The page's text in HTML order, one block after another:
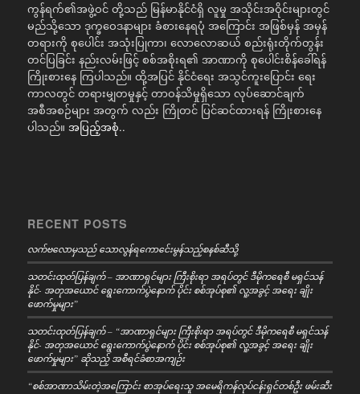
ကွန်ရက်၏အဖွဲ့ဝင် တို့သည် မြန်မာနိုင်ငံရှိ လူမှု အသိုင်းအဝိုင်းများတွင်
မည်သို့သော ဒုက္ခဝေဒနာများ ခံစားနေရပုံ အကြောင်း အဖြစ်မှန် အမှန်
တရားကို စုပေါင်း အသုံးပြုကာ၊ လောလောဆယ် စည်းရုံးတိုက်တွန်း
တင်ပြခြင်း နည်းလမ်းဖြင့် စစ်အစိုးရ၏ အာဏာကို စုပေါင်းစိန်ခေါ်ရန်
ကြိုးစားနေ ကြပါသည်။ ထို့အပြင် နိုင်ငံရေး အသွင်ကူးပြောင်း ရေး
ကာလတွင် တရားမျှတမှုနှင့် တာဝန်သိမှုရှိသော လုပ်ဆောင်ချက်
အစီအစဉ်များ အတွက် လည်း ကြိုတင် ပြင်ဆင်ထားရန် ကြိုးစားနေ
ပါသည်။ အပြည့်အစုံ..
RECENT POSTS
လက်ဗလောမှသည် သောလွန်ရကောင်ေးမွန်သည့်စနစ်ဆီသို့
သတင်းထုတ်ပြန်ချက် – အာဏာရှင်များ ကြီးစိုးရာ အရပ်တွင် ဒီမိုကရေစီ မရှင်သန်
နိုင်- အတုအယောင် ရွေးကောက်ပွဲနောက် ပိုင်း စစ်အုပ်စု၏ လူ့အခွင့် အရေး ချိုး
ဖောက်မှုများ”
သတင်းထုတ်ပြန်ချက် – “အာဏာရှင်များ ကြီးစိုးရာ အရပ်တွင် ဒီမိုကရေစီ မရှင်သန်
နိုင်- အတုအယောင် ရွေးကောက်ပွဲနောက် ပိုင်း စစ်အုပ်စု၏ လူ့အခွင့် အရေး ချိုး
ဖောက်မှုများ” ဆိုသည့် အစီရင်ခံစာအကျဉ်း
“စစ်အာဏာသိမ်းတဲ့အကြောင်း စာအုပ်ရေးသူ အမေရိကန်လုပ်ငန်းရှင်တစ်ဦး ဖမ်းဆီး